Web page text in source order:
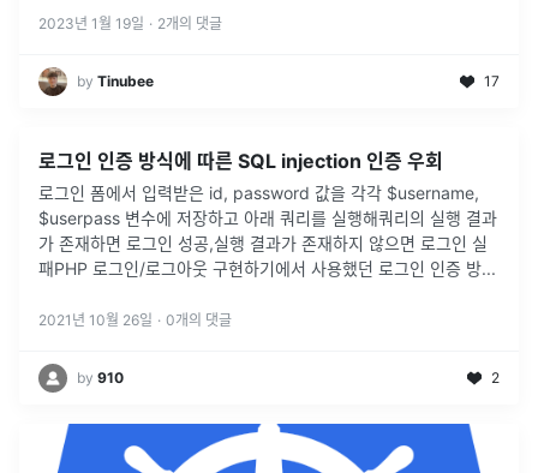
2023년 1월 19일 · 2개의 댓글
by Tinubee 17
로그인 인증 방식에 따른 SQL injection 인증 우회
로그인 폼에서 입력받은 id, password 값을 각각 $username,
$userpass 변수에 저장하고 아래 쿼리를 실행해쿼리의 실행 결과
가 존재하면 로그인 성공,실행 결과가 존재하지 않으면 로그인 실
패PHP 로그인/로그아웃 구현하기에서 사용했던 로그인 인증 방...
2021년 10월 26일 · 0개의 댓글
by 910 2